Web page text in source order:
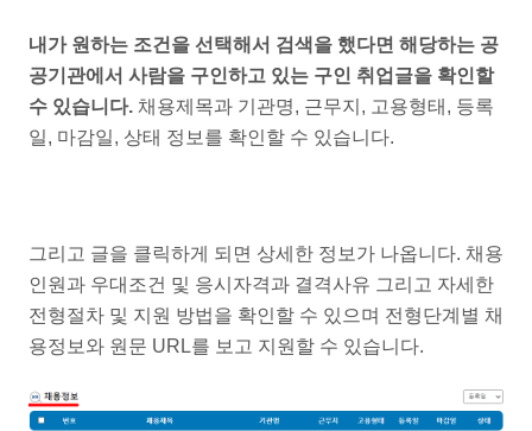
내가 원하는 조건을 선택해서 검색을 했다면 해당하는 공
공기관에서 사람을 구인하고 있는 구인 취업글을 확인할
수 있습니다. 채용제목과 기관명, 근무지, 고용형태, 등록
일, 마감일, 상태 정보를 확인할 수 있습니다.
그리고 글을 클릭하게 되면 상세한 정보가 나옵니다. 채용
인원과 우대조건 및 응시자격과 결격사유 그리고 자세한
전형절차 및 지원 방법을 확인할 수 있으며 전형단계별 채
용정보와 원문 URL를 보고 지원할 수 있습니다.